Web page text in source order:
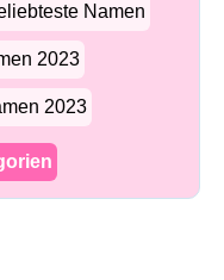
Namen
2023
2023